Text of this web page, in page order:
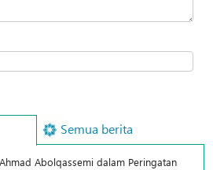
Semua berita
Abolqassemi dalam Peringatan